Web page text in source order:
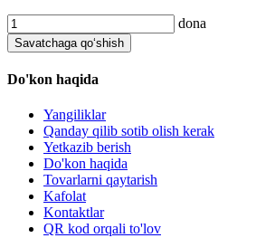
dona
Savatchaga qo‘shish
Do'kon haqida
Yangiliklar
Qanday qilib sotib olish kerak
Yetkazib berish
Do'kon haqida
Tovarlarni qaytarish
Kafolat
Kontaktlar
QR kod orqali to'lov